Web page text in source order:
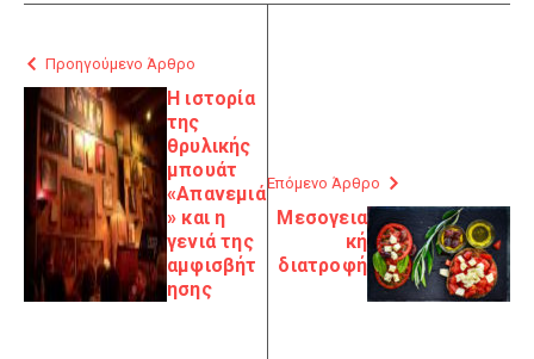
Προηγούμενο Άρθρο
Η ιστορία
της
θρυλικής
μπουάτ
«Απανεμιά
» και η
γενιά της
αμφισβήτ
ησης
Επόμενο Άρθρο
Μεσογεια
κή
διατροφή